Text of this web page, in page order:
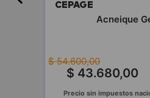
CEPAGE
Acneique
$ 54.600,00
$ 43.680,00
Precio sin impuestos